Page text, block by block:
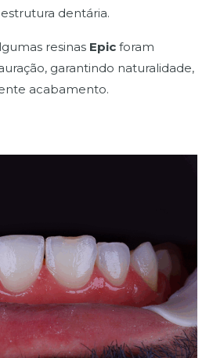
dentária.
resinas Epic foram
garantindo naturalidade,
acabamento.